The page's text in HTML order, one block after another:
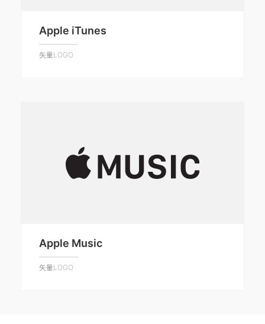
Apple iTunes
矢量LOGO
Apple Music
矢量LOGO